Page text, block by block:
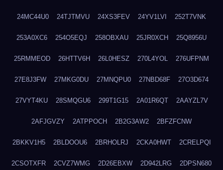
24MC44U0 24TJTMVU 24XS3FEV 24YV1LVI 252T7VNK
253A0XC6 254O5EQJ 258OBXAU 25JR0XCH 25Q8956U
25RMMEOD 26HTTV6H 26L0HESZ 270L4YOL 276UFPNM
27E8J3FW 27MKG0DU 27MNQPU0 27NBD68F 27O3D674
27VYT4KU 28SMQGU6 299T1G15 2A01R6QT 2AAYZL7V
2AFJGVZY 2ATPPOCH 2B2G3AW2 2BFZFCNW
2BKKV1H5 2BLDOOU6 2BRHOLRJ 2CKA0HWT 2CRELPQI
2CSOTXFR 2CVZ7WMG 2D26EBXW 2D942LRG 2DPSN680